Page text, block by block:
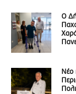
Ο
Νέο